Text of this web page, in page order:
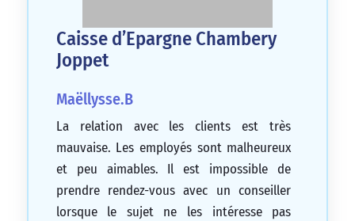
Caisse d’Epargne Chambery
Joppet
Maëllysse.B
La relation avec les clients est très
mauvaise. Les employés sont malheureux
et peu aimables. Il est impossible de
prendre rendez-vous avec un conseiller
lorsque le sujet ne les intéresse pas